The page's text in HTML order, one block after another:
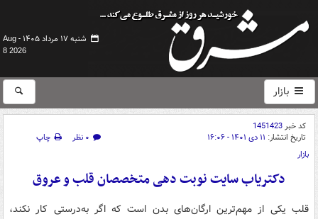
شنبه ۱۷ مرداد ۱۴۰۵ -
Aug
8 2026
بازار
کد خبر1451423
تاریخ انتشار: ۱۱ دی ۱۴۰۱ - ۱۶:۰۶ ۰ نظر
چاپ
بازار
دکتریاب سایت نوبت دهی متخصصان قلب و عروق
قلب یکی از مهم‌ترین ارگان‌های بدن است که اگر به‌درستی کار نکند،